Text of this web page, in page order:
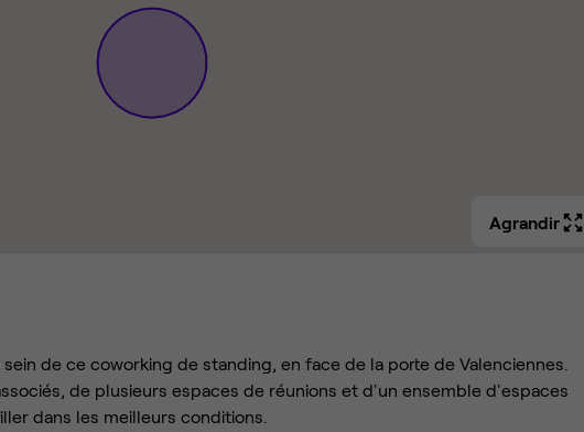
Agrandir
de ce coworking de standing, en face de la porte de Valenciennes.
de plusieurs espaces de réunions et d'un ensemble d'espaces
dans les meilleurs conditions.